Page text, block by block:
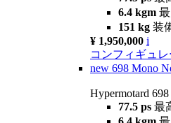
6.4 kgm
151 kg 装
¥ 1,950,000 i
コンフィギュ
new 698 Mono
Hypermotard
77.5 ps 最